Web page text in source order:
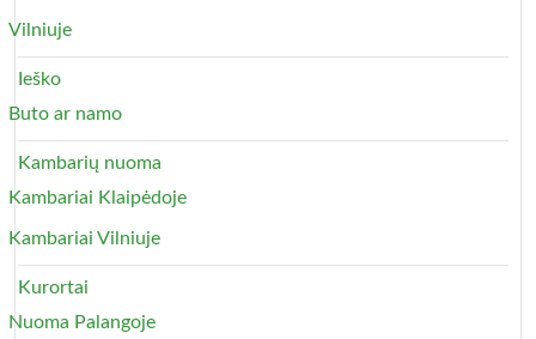
Vilniuje
Ieško
Buto ar namo
Kambarių nuoma
Kambariai Klaipėdoje
Kambariai Vilniuje
Kurortai
Nuoma Palangoje